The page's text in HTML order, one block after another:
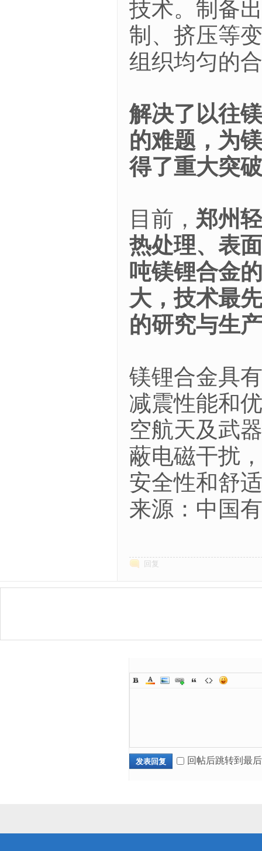
技术。制备
制、挤压等
组织均匀的
解决了以往
的难题，为
得了重大突
目前， 郑州
热处理、表
吨镁锂合金
大，技术最
的研究与生
镁锂合金具
减震性能和
空航天及武
蔽电磁干扰
安全性和舒
来源：中国
回复
发表回复 回帖后跳转到最